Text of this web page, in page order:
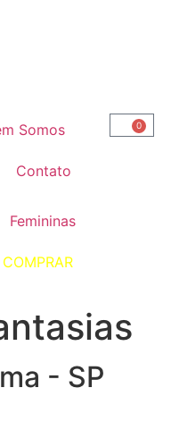
Somos
Contato
0
Femininas
- SP